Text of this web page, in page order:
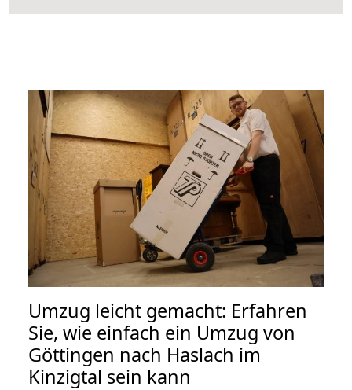
Umzug leicht gemacht: Erfahren
Sie, wie einfach ein Umzug von
Göttingen nach Haslach im
Kinzigtal sein kann